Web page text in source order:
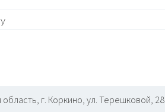
г. Коркино, ул. Терешковой, 28